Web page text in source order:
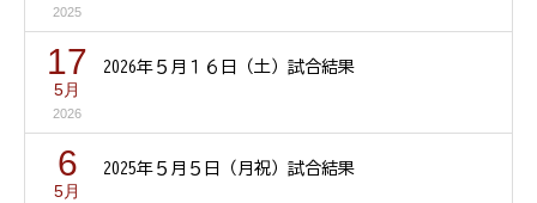
2025
17
5月
2026
2026年５月１６日（土）試合結果
6
5月
2025年５月５日（月祝）試合結果